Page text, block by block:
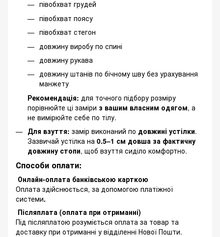
півобхват грудей
півобхват поясу
півобхват стегон
довжину виробу по спині
довжину рукава
довжину штанів по бічному шву без урахування
манжету
Рекомендація: для точного підбору розміру
порівнюйте ці заміри з вашим власним одягом, а
не вимірюйте себе по тілу.
Для взуття: замір виконаний по довжині устілки.
Зазвичай устілка на 0.5–1 см довша за фактичну
довжину стопи, щоб взуття сиділо комфортно.
Способи оплати:
Онлайн-оплата банківською карткою
Оплата здійснюється, за допомогою платіжної
системи.
Післяплата (оплата при отриманні)
Під післяплатою розуміється оплата за товар та
доставку при отриманні у відділенні Нової Пошти.